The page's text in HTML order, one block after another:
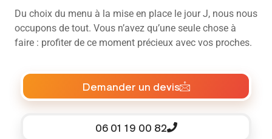
Du choix du menu à la mise en place le jour J, nous nous
occupons de tout. Vous n’avez qu’une seule chose à
faire : profiter de ce moment précieux avec vos proches.
Demander un devis
06 01 19 00 82